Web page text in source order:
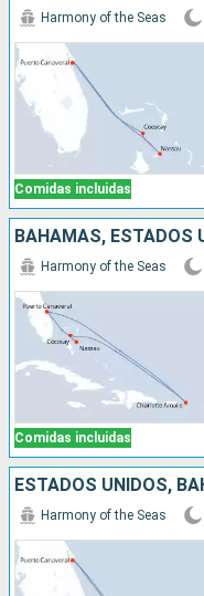
Comidas incluidas
Harmony of the Seas
BAHAMAS, ESTADOS
Comidas incluidas
Harmony of the Seas
ESTADOS UNIDOS,
Harmony of the Seas